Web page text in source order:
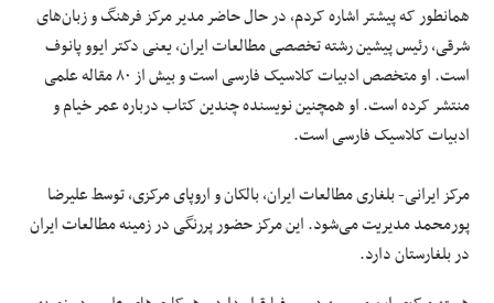
همانطور که پیشتر اشاره کردم، در حال حاضر مدیر مرکز فرهنگ و زبان‌های
شرقی، رئیس پیشین رشته تخصصی مطالعات ایران، یعنی دکتر ایوو پانوف
است. او متخصص ادبیات کلاسیک فارسی است و بیش از ۸۰ مقاله علمی
منتشر کرده است. او همچنین نویسنده چندین کتاب درباره عمر خیام و
ادبیات کلاسیک فارسی است.
مرکز ایرانی- بلغاری مطالعات ایران، بالکان و اروپای مرکزی، توسط علیرضا
پورمحمد مدیریت می‌شود. این مرکز حضور پررنگی در زمینه مطالعات ایران
در بلغارستان دارد.